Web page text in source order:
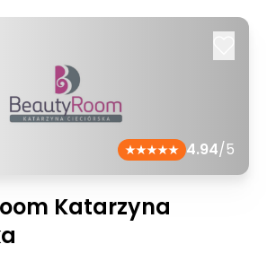
4.94/5
Katarzyna